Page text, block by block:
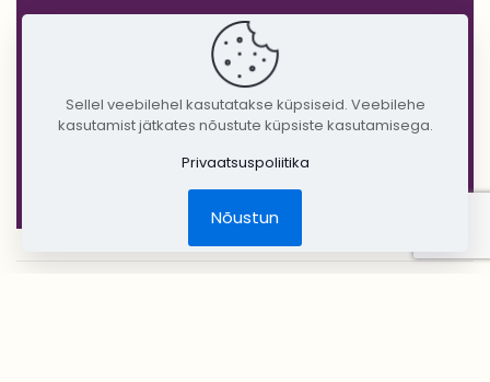
Pruutneitsidele
Peiupoistele
Sellel veebilehel kasutatakse küpsiseid. Veebilehe
kasutamist jätkates nõustute küpsiste kasutamisega.
Privaatsuspoliitika
Nõustun